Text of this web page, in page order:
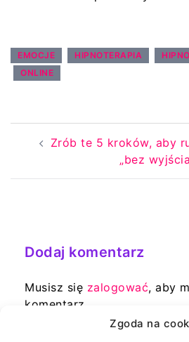
Zgoda na
EMOCJE HIPNOTERAPIA
ONLINE
Zrób te 5 kroków, aby
„bez
Dodaj komentarz
Musisz się zalogować, aby
komentarz.